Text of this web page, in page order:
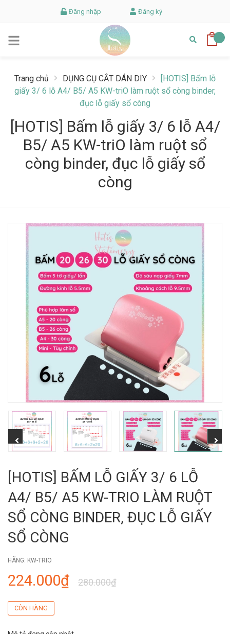
Đăng nhập Đăng ký
Trang chủ DỤNG CỤ CẮT DÁN DIY
[HOTIS] Bấm lỗ
giấy 3/ 6 lỗ A4/ B5/ A5 KW-triO làm ruột sổ còng binder,
đục lỗ giấy sổ còng
[HOTIS] Bấm lỗ giấy 3/ 6 lỗ A4/
B5/ A5 KW-triO làm ruột sổ
còng binder, đục lỗ giấy sổ
còng
[HOTIS] BẤM LỖ GIẤY 3/ 6 LỖ
A4/ B5/ A5 KW-TRIO LÀM RUỘT
SỔ CÒNG BINDER, ĐỤC LỖ GIẤY
SỔ CÒNG
HÃNG: KW-TRIO
224.000₫ 280.000₫
CÒN HÀNG